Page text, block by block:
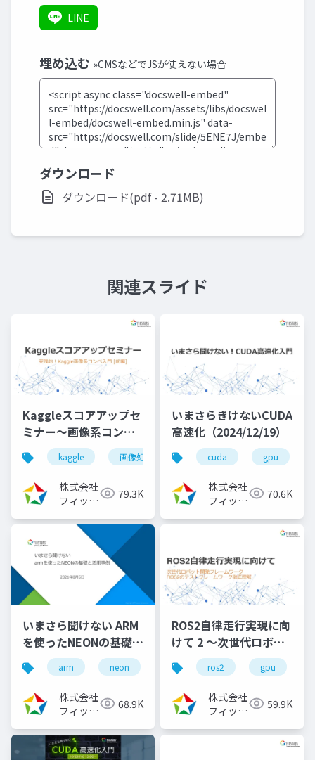
LINE
埋め込む »CMSなどでJSが使えない場合
ダウンロード
ダウンロード(pdf - 2.71MB)
関連スライド
Kaggleスコアアップセ
ミナー～画像系コンペ
入門[前編]
（2023/08/02）
kaggle 画像処理 機械学習 深層学習
株式会社
フィック
79.3K
いまさらきけないCUDA
高速化（2024/12/19）
cuda gpu
株式会社
フィック
70.6K
いまさら聞けない ARM
を使ったNEONの基礎と
活用事例
（2021/08/05）
arm neon
株式会社
フィック
68.9K
ROS2自律走行実現に向
けて 2 ～次世代ロボッ
ト開発フレームワーク
ROS2のビルドシステム
徹底理解～
（2022/11/30）
ros2 gpu
株式会社
フィック
59.9K